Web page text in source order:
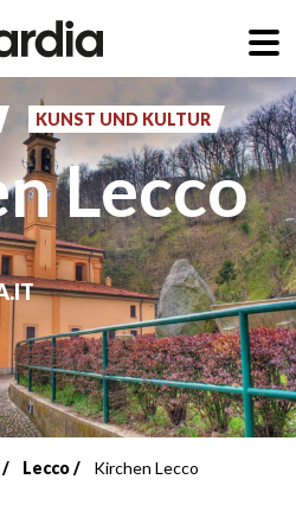
KUNST UND KULTUR
Lecco
Lecco Kirchen Lecco